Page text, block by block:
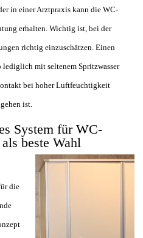
in einer Arztpraxis kann die WC-
erhalten. Wichtig ist, bei der
richtig einzuschätzen. Einen
lediglich mit seltenem Spritzwasser
bei hoher Luftfeuchtigkeit
ist.
System für WC-
beste Wahl
die